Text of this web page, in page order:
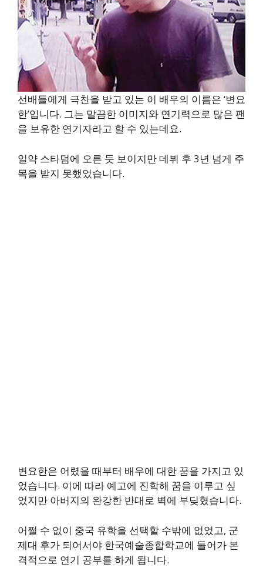
선배들에게 극찬을 받고 있는 이 배우의 이름은 ‘변요
한’입니다. 그는 말끔한 이미지와 연기력으로 많은 팬
을 보유한 연기자라고 할 수 있는데요.
일약 스타덤에 오른 듯 보이지만 데뷔 후 3년 넘게 주
목을 받지 못했었습니다.
변요한은 어렸을 때부터 배우에 대한 꿈을 가지고 있
었습니다. 이에 따라 예고에 진학해 꿈을 이루고 싶
었지만 아버지의 완강한 반대로 벽에 부딪혔습니다.
어쩔 수 없이 중국 유학을 선택할 수밖에 없었고, 군
제대 후가 되어서야 한국예술종합학교에 들어가 본
격적으로 연기 공부를 하게 됩니다.